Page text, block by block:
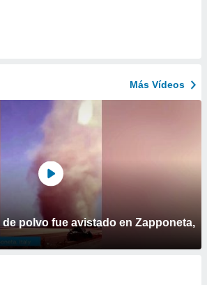
Más Vídeos
polvo fue avistado en Zapponeta,